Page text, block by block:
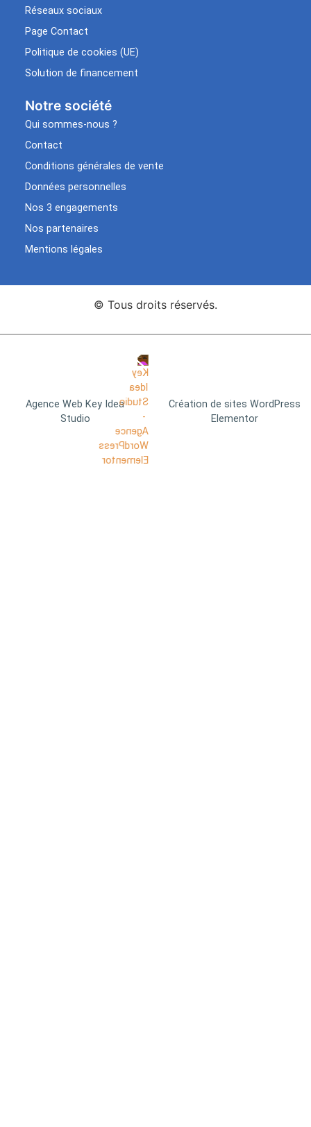
Réseaux sociaux
Page Contact
Politique de cookies (UE)
Solution de financement
Notre société
Qui sommes-nous ?
Contact
Conditions générales de vente
Données personnelles
Nos 3 engagements
Nos partenaires
Mentions légales
© Tous droits réservés.
Agence Web Key Idea
Studio
Création de sites WordPress
Elementor